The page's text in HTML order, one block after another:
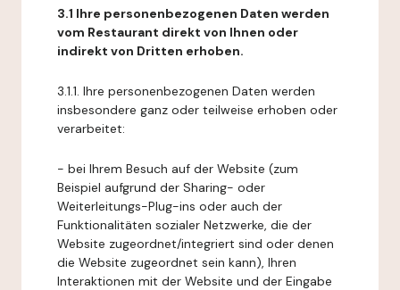
3.1 Ihre personenbezogenen Daten werden
vom Restaurant direkt von Ihnen oder
indirekt von Dritten erhoben.
3.1.1. Ihre personenbezogenen Daten werden
insbesondere ganz oder teilweise erhoben oder
verarbeitet:
- bei Ihrem Besuch auf der Website (zum
Beispiel aufgrund der Sharing- oder
Weiterleitungs-Plug-ins oder auch der
Funktionalitäten sozialer Netzwerke, die der
Website zugeordnet/integriert sind oder denen
die Website zugeordnet sein kann), Ihren
Interaktionen mit der Website und der Eingabe